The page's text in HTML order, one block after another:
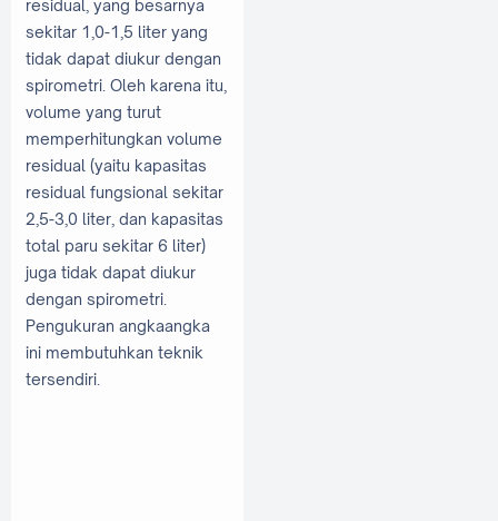
residual, yang besarnya
sekitar 1,0-1,5 liter yang
tidak dapat diukur dengan
spirometri. Oleh karena itu,
volume yang turut
memperhitungkan volume
residual (yaitu kapasitas
residual fungsional sekitar
2,5-3,0 liter, dan kapasitas
total paru sekitar 6 liter)
juga tidak dapat diukur
dengan spirometri.
Pengukuran angkaangka
ini membutuhkan teknik
tersendiri.